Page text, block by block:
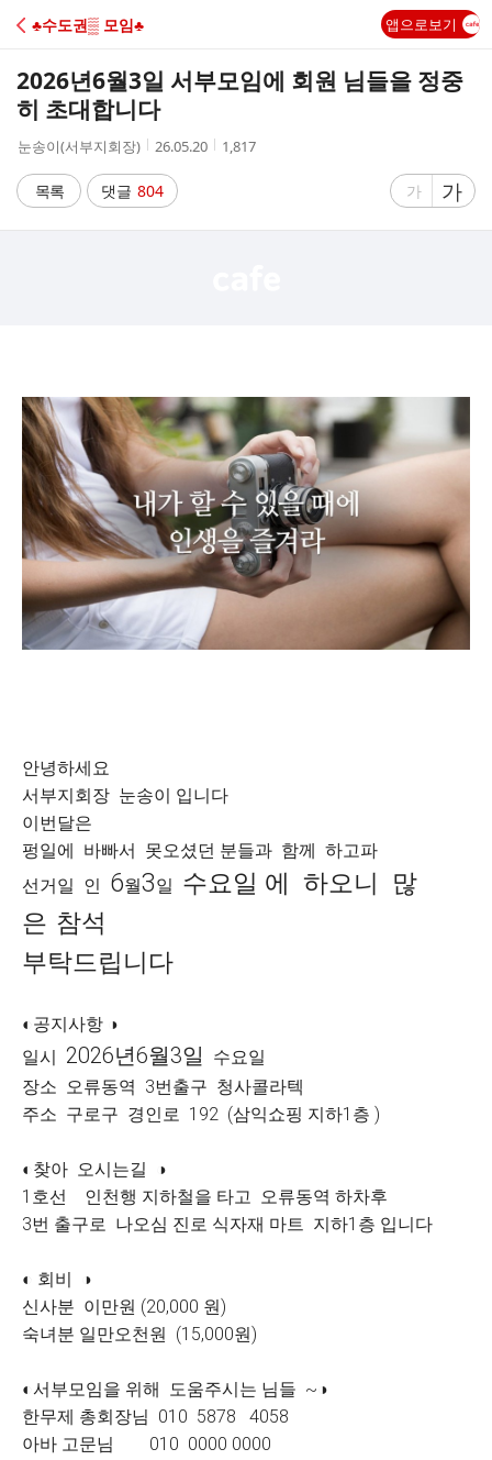
C
A
♣수도권▒ 모임♣ 앱으로보기
2026년6월3일 서부모임에 회원 님들을 정중
히 초대합니다
작
자
눈송이(서부지회장)
작
시
간
26.05.20
조
1,817
목록 댓글 804
글
가
글
자
가
안녕하세요
서부지회장 눈송이 입니다
이번달은
펑일에 바빠서 못오셨던 분들과 함께 하고파
선거일 인 6월3일 수요일 에 하오니 많
은 참석
부탁드립니다
◐공지사항 ◑
일시 2026년6월3일
수요일
장소 오류동역 3번출구 청사콜라텍
주소 구로구 경인로 192 (삼익쇼핑 지하1층 )
◐찾아 오시는길 ◑
1호선 인천행 지하철을 타고 오류동역 하차후
3번 출구로 나오심 진로 식자재 마트 지하1층 입니다
◐ 회비 ◑
신사분 이만원 (20,000 원)
숙녀분 일만오천원 (15,000원)
◐서부모임을 위해 도움주시는 님들 ~◑
한무제 총회장님 010 5878 4058
아바 고문님 010 0000 0000